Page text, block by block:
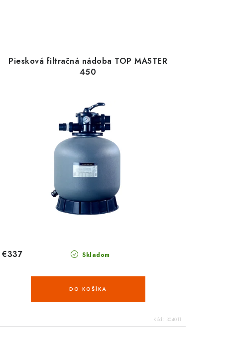
Piesková filtračná nádoba TOP MASTER
450
Skladom
€337
DO KOŠÍKA
Kód: 304011